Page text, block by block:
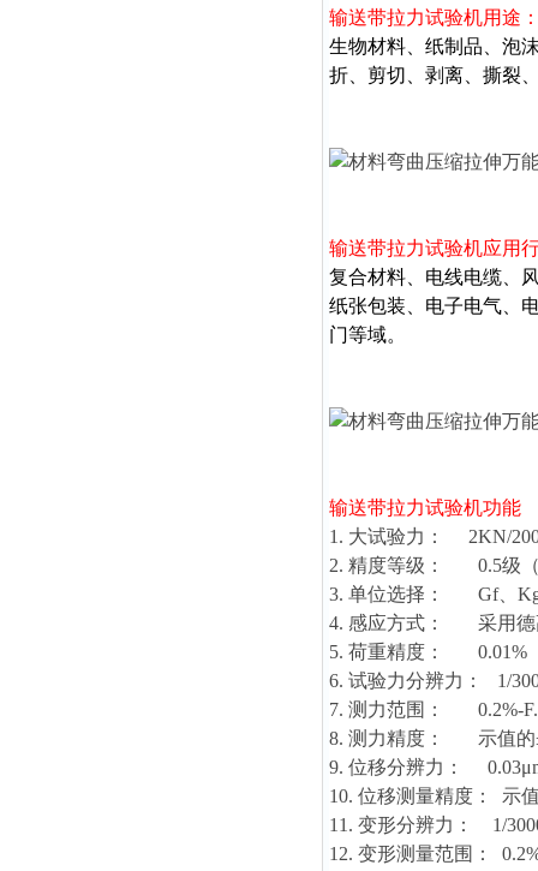
输送带拉力试验机用途
生物材料、纸制品、泡
折、剪切、剥离、撕裂
输送带拉力试验机应用
复合材料、电线电缆、
纸张包装、电子电气、
门等域。
输送带拉力试验机功能
1. 大试验力： 2KN/
2. 精度等级： 0.5级（
3. 单位选择： Gf、
4. 感应方式： 采用德
5. 荷重精度： 0.01%
6. 试验力分辨力： 1/
7. 测力范围： 0.2%-
8. 测力精度： 示值的
9. 位移分辨力：
10. 位移测量精度： 示
11. 变形分辨力： 1/
12. 变形测量范围：